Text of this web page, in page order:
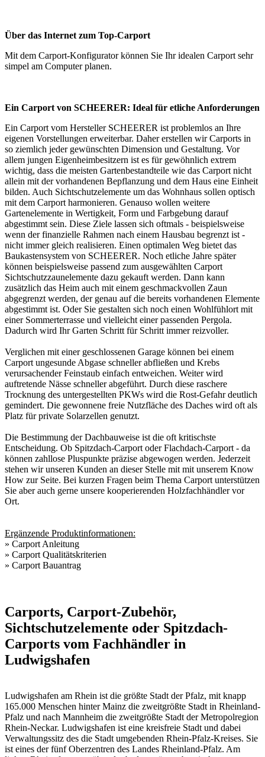
Über das Internet zum Top-Carport
Mit dem Carport-Konfiguratorkönnen Sie Ihr idealen Carport sehr
simpel am Computer planen.
Ein Carport von SCHEERER: Ideal für etliche Anforderungen
Ein Carport vom Hersteller SCHEERER ist problemlos an Ihre
eigenen Vorstellungen erweiterbar. Daher erstellen wir Carports in
so ziemlich jeder gewünschten Dimension und Gestaltung. Vor
allem jungen Eigenheimbesitzern ist es für gewöhnlich extrem
wichtig, dass die meisten Gartenbestandteile wie das Carport nicht
allein mit der vorhandenen Bepflanzung und dem Haus eine Einheit
bilden. Auch Sichtschutzelemente um das Wohnhaus sollen optisch
mit dem Carport harmonieren. Genauso wollen weitere
Gartenelemente in Wertigkeit, Form und Farbgebung darauf
abgestimmt sein. Diese Ziele lassen sich oftmals - beispielsweise
wenn der finanzielle Rahmen nach einem Hausbau begrenzt ist -
nicht immer gleich realisieren. Einen optimalen Weg bietet das
Baukastensystem von SCHEERER. Noch etliche Jahre später
können beispielsweise passend zum ausgewählten Carport
Sichtschutzzaunelemente dazu gekauft werden. Dann kann
zusätzlich das Heim auch mit einem geschmackvollen Zaun
abgegrenzt werden, der genau auf die bereits vorhandenen Elemente
abgestimmt ist. Oder Sie gestalten sich noch einen Wohlfühlort mit
einer Sommerterrasse und vielleicht einer passenden Pergola.
Dadurch wird Ihr Garten Schritt für Schritt immer reizvoller.
Verglichen mit einer geschlossenen Garage können bei einem
Carport ungesunde Abgase schneller abfließen und Krebs
verursachender Feinstaub einfach entweichen. Weiter wird
auftretende Nässe schneller abgeführt. Durch diese raschere
Trocknung des untergestellten PKWs wird die Rost-Gefahr deutlich
gemindert. Die gewonnene freie Nutzfläche des Daches wird oft als
Platz für private Solarzellen genutzt.
Die Bestimmung der Dachbauweise ist die oft kritischste
Entscheidung. Ob Spitzdach-Carport oder Flachdach-Carport - da
können zahllose Pluspunkte präzise abgewogen werden. Jederzeit
stehen wir unseren Kunden an dieser Stelle mit mit unserem Know
How zur Seite. Bei kurzen Fragen beim Thema Carport unterstützen
Sie aber auch gerne unsere kooperierenden Holzfachhändler vor
Ort.
Ergänzende Produktinformationen:
» Carport Anleitung
» Carport Qualitätskriterien
» Carport Bauantrag
Carports, Carport-Zubehör,
Sichtschutzelemente oder Spitzdach-
Carports vom Fachhändler in
Ludwigshafen
Ludwigshafen am Rhein ist die größte Stadt der Pfalz, mit knapp
165.000 Menschen hinter Mainz die zweitgrößte Stadt in Rheinland-
Pfalz und nach Mannheim die zweitgrößte Stadt der Metropolregion
Rhein-Neckar. Ludwigshafen ist eine kreisfreie Stadt und dabei
Verwaltungssitz des die Stadt umgebenden Rhein-Pfalz-Kreises. Sie
ist eines der fünf Oberzentren des Landes Rheinland-Pfalz. Am